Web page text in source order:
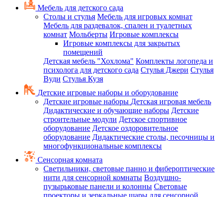
Мебель для детского сада
Столы и стулья Мебель для игровых комнат
Мебель для раздевалок, спален и туалетных
комнат Мольберты Игровые комплексы
Игровые комплексы для закрытых
помещений
Детская мебель "Хохлома" Комплекты логопеда и
психолога для детского сада Стулья Джери Стулья
Вуди Стулья Кузя
Детские игровые наборы и оборудование
Детские игровые наборы Детская игровая мебель
Дидактические и обучающие наборы Детские
строительные модули Детское спортивное
оборудование Детское оздоровительное
оборудование Дидактические столы, песочницы и
многофункциональные комплексы
Сенсорная комната
Светильники, световые панно и фибероптические
нити для сенсорной комнаты Воздушно-
пузырьковые панели и колонны Световые
проекторы и зеркальные шары для сенсорной